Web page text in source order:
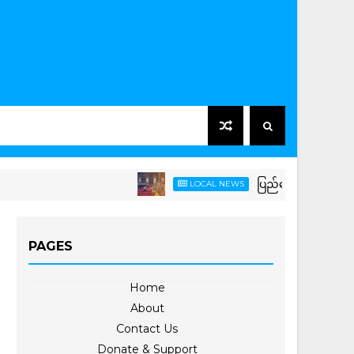
LOCAL NEWS ပြည်ထောင်စုသမ္မတမြန်မာ
PAGES
Home
About
Contact Us
Donate & Support